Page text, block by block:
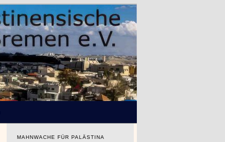
MAHNWACHE FÜR PALÄSTINA